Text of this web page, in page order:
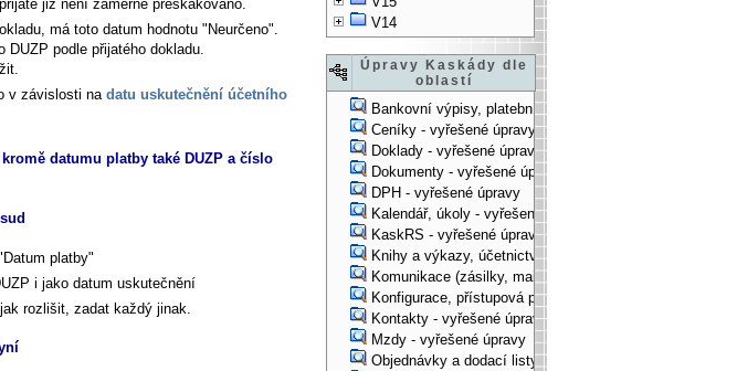
V14
Úpravy Kaskády dle
oblastí
Bankovní výpisy, platební příkazy - vyřešené úpravy
Ceníky - vyřešené úpravy
Doklady - vyřešené úpravy
Dokumenty - vyřešené úpravy
DPH - vyřešené úpravy
Kalendář, úkoly - vyřešené úpravy
KaskRS - vyřešené úpravy
Knihy a výkazy, účetnictví - vyřešené úpravy
Komunikace (zásilky, mail-systém, ...) - vyřešené úpravy
Konfigurace, přístupová práva, ... - vyřešené úpravy
Kontakty - vyřešené úpravy
Mzdy - vyřešené úpravy
Objednávky a dodací listy - vyřešené úpravy
již není záměrně přeskakováno.
má toto datum hodnotu "Neurčeno".
podle přijatého dokladu.
v závislosti na datu uskutečnění účetního
datumu platby také DUZP a číslo
platby"
i jako datum uskutečnění
rozlišit, zadat každý jinak.